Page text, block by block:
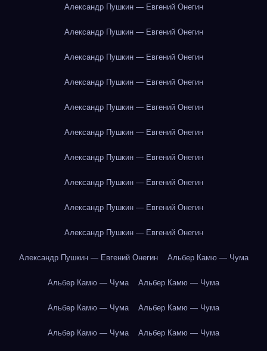
Александр Пушкин — Евгений Онегин
Александр Пушкин — Евгений Онегин
Александр Пушкин — Евгений Онегин
Александр Пушкин — Евгений Онегин
Александр Пушкин — Евгений Онегин
Александр Пушкин — Евгений Онегин
Александр Пушкин — Евгений Онегин
Александр Пушкин — Евгений Онегин
Александр Пушкин — Евгений Онегин
Александр Пушкин — Евгений Онегин
Александр Пушкин — Евгений Онегин Альбер Камю — Чума
Альбер Камю — Чума Альбер Камю — Чума
Альбер Камю — Чума Альбер Камю — Чума
Альбер Камю — Чума Альбер Камю — Чума